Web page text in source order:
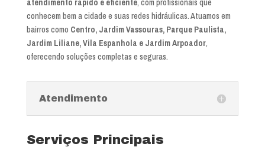
atendimento rápido e eficiente, com profissionais que
conhecem bem a cidade e suas redes hidráulicas. Atuamos em
bairros como Centro, Jardim Vassouras, Parque Paulista,
Jardim Liliane, Vila Espanhola e Jardim Arpoador,
oferecendo soluções completas e seguras.
Atendimento
Serviços Principais